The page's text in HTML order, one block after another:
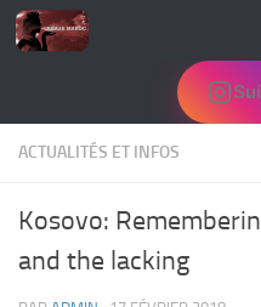
Skip to content
ACTUALITÉS ET INFOS
Kosovo:
and the lacking